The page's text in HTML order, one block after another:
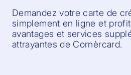
Demandez votre carte de
simplement en ligne et
avantages et services
attrayantes de Cornèrcard.